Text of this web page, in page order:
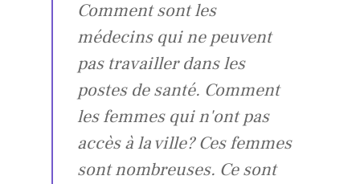
Comment sont les
médecins qui ne peuvent
pas travailler dans les
postes de santé. Comment
les femmes qui n'ont pas
accès à la ville? Ces femmes
sont nombreuses. Ce sont